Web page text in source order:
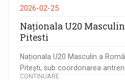
2026-02-25
Naționala U20
Pitesti
Naționala U20 Masculin a
Pitești, sub coordonarea
CONTINUARE